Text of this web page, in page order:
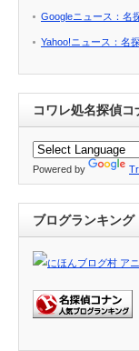
Googleニュース：名
Yahoo!ニュース：名
コワレ処名探偵
Powered by
ブログランキング